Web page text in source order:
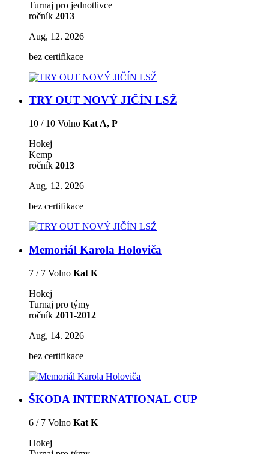
Turnaj pro jednotlivce
ročník 2013
Aug, 12. 2026
bez certifikace
TRY OUT NOVÝ JIČÍN LSŽ
10 / 10 Volno Kat A, P
Hokej
Kemp
ročník 2013
Aug, 12. 2026
bez certifikace
Memoriál Karola Holoviča
7 / 7 Volno Kat K
Hokej
Turnaj pro týmy
ročník 2011-2012
Aug, 14. 2026
bez certifikace
ŠKODA INTERNATIONAL CUP
6 / 7 Volno Kat K
Hokej